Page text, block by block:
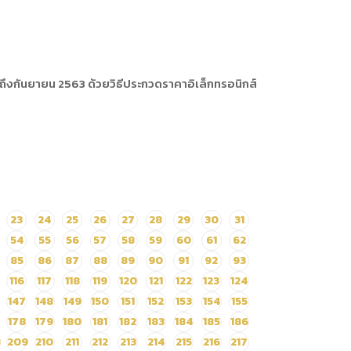
งกันยายน 2563 ด้วยวิธีประกวดราคาอิเล็กทรอนิกส์
23 24 25 26 27 28 29 30
31
54 55 56 57 58 59 60 61
62
85 86 87 88 89 90 91 92
93
116 117 118 119 120 121 122 123
124
147 148 149 150 151 152 153 154
155
178 179 180 181 182 183 184 185
186
209 210 211 212 213 214 215 216 217